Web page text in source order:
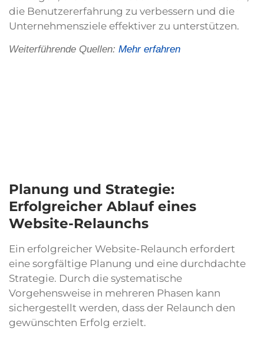
die Benutzererfahrung zu verbessern und die
Unternehmensziele effektiver zu unterstützen.
Weiterführende Quellen: Mehr erfahren
Planung und Strategie:
Erfolgreicher Ablauf eines
Website-Relaunchs
Ein erfolgreicher Website-Relaunch erfordert
eine sorgfältige Planung und eine durchdachte
Strategie. Durch die systematische
Vorgehensweise in mehreren Phasen kann
sichergestellt werden, dass der Relaunch den
gewünschten Erfolg erzielt.